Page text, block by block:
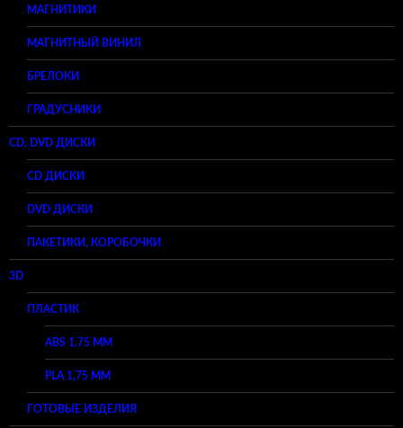
МАГНИТИКИ
МАГНИТНЫЙ ВИНИЛ
БРЕЛОКИ
ГРАДУСНИКИ
CD, DVD ДИСКИ
CD ДИСКИ
DVD ДИСКИ
ПАКЕТИКИ, КОРОБОЧКИ
3D
ПЛАСТИК
ABS 1,75 ММ
PLA 1,75 ММ
ГОТОВЫЕ ИЗДЕЛИЯ